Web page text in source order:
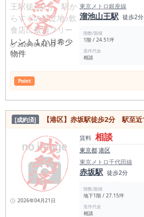
2026年04月21日
東京メトロ銀座線
溜池山王駅 徒歩2分
階数/面積
1階 / 24.51坪
造作代金
相談
Point
[成約済] 【港区】赤坂駅徒歩2分 駅至近で集客力◎人気エ
2026年04月21日
賃料 相談
東京都港区
東京メトロ千代田線
赤坂駅 徒歩2分
階数/面積
地下1階 / 27.15坪
造作代金
相談